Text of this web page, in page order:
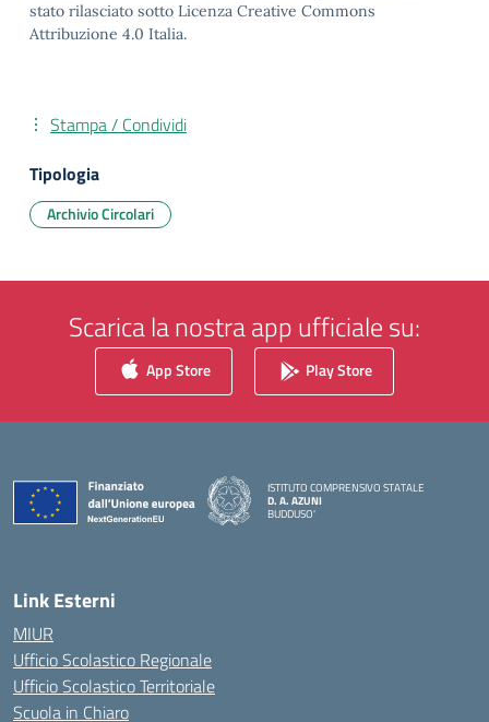
stato rilasciato sotto Licenza Creative Commons
Attribuzione 4.0 Italia.
Stampa / Condividi
Tipologia
Archivio Circolari
Scarica la nostra app ufficiale su:
App Store Play Store
ISTITUTO COMPRENSIVO STATALE
D. A. AZUNI
BUDDUSO'
Link Esterni
MIUR
Ufficio Scolastico Regionale
Ufficio Scolastico Territoriale
Scuola in Chiaro